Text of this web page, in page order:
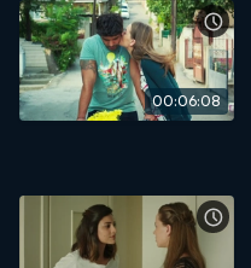
00:06:08